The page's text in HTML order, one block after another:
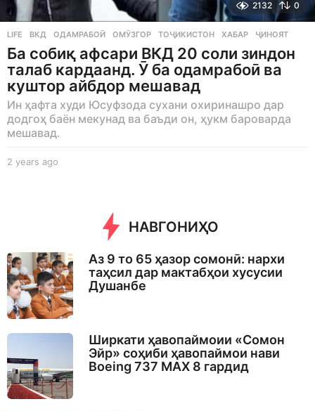
2132 0
LIFE ВКД ,ОДАМРАБОӢ ,ОМӮЗГОР ,ТОҶИКИСТОН ,ХАБАР ,ҶИНОЯТ
Ба собиқ афсари ВКД 20 соли зиндон
талаб кардаанд. Ӯ ба одамрабоӣ ва
куштор айбдор мешавад
Ин ҳафта худи Юсуфзода сухани охиринашро дар
додгоҳ баён мекунад ва баъди он, ҳукм бароварда
мешавад.
2 years ago
g
o
НАВГОНИҲО
Аз 9 то 65 ҳазор сомонӣ: нархи
таҳсил дар мактабҳои хусусии
Душанбе
Ширкати ҳавопаймоии «Сомон
Эйр» соҳиби ҳавопаймои нави
Boeing 737 MAX 8 гардид